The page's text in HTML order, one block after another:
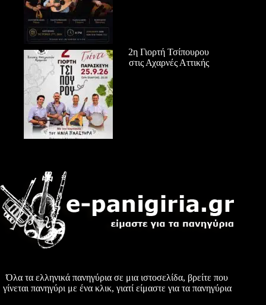
2η Γιορτή Τσίπουρου
στις Αχαρνές Αττικής
Όλα τα ελληνικά πανηγύρια σε μια ιστοσελίδα, βρείτε που
γίνεται πανηγύρι με ένα κλικ, γιατί είμαστε για τα πανηγύρια